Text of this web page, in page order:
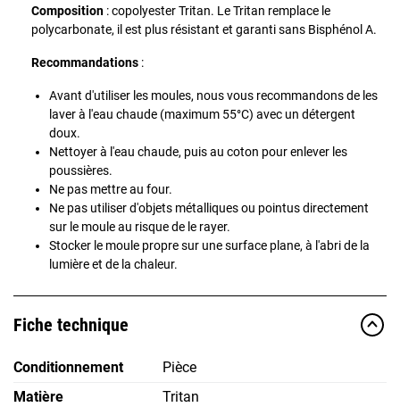
Composition : copolyester Tritan. Le Tritan remplace le
polycarbonate, il est plus résistant et garanti sans Bisphénol A.
Recommandations :
Avant d'utiliser les moules, nous vous recommandons de les
laver à l'eau chaude (maximum 55°C) avec un détergent
doux.
Nettoyer à l'eau chaude, puis au coton pour enlever les
poussières.
Ne pas mettre au four.
Ne pas utiliser d'objets métalliques ou pointus directement
sur le moule au risque de le rayer.
Stocker le moule propre sur une surface plane, à l'abri de la
lumière et de la chaleur.
Fiche technique
Conditionnement
Pièce
Matière
Tritan